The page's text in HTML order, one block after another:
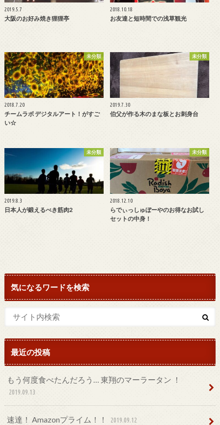
2019.5.7
大阪のお好み焼き狸狸亭
2018.10.18
お友達と短時間での浅草観光
未分類
2018.7.20
チームラボ デジタルアート！がすご
い☆
未分類
2019.7.30
伯父が作る木のまな板とお刺身台
未分類
2019.8.3
日本人が鍛えるべき筋肉2
未分類
2018.12.10
らでぃっしゅぼーやのお得なお試し
セットの中身！
気になるワードを検索
最近の投稿
もう何度食べたんだろう… 東翔のマーラータン ！
2019.09.13
速達！ Amazonプライム！！ 2019.09.12